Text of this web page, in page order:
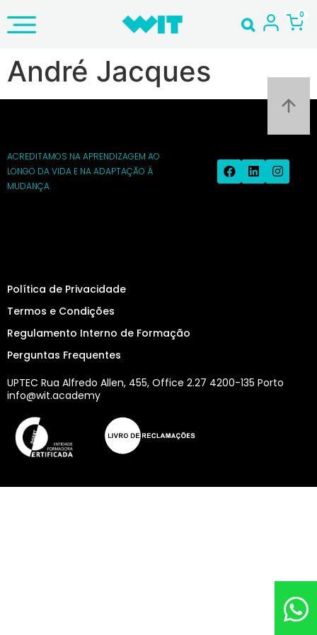
André Jacques
ACREDITAMOS NA APRENDIZAGEM AO
LONGO DA VIDA E NA ADAPTAÇÃO À
MUDANÇA.
Política de Privacidade
Termos e Condições
Regulamento Interno de Formação
Perguntas Frequentes
UPTEC Rua Alfredo Allen, 455, Office 2.27 4200-135 Porto
info@wit.academy